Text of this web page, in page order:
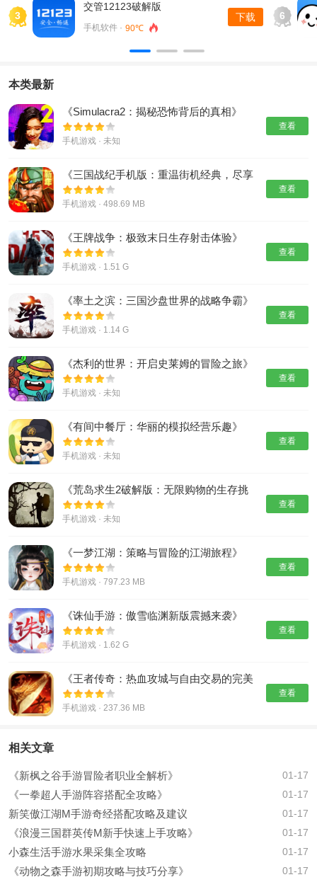
3
交管12123破解版
手机软件 · 90℃
下载 6
本类最新
《Simulacra2：揭秘恐怖背后的真相》
手机游戏 · 未知
查看
《三国战纪手机版：重温街机经典，尽享
割草快感》
手机游戏 · 498.69 MB
查看
《王牌战争：极致末日生存射击体验》
手机游戏 · 1.51 G
查看
《率土之滨：三国沙盘世界的战略争霸》
手机游戏 · 1.14 G
查看
《杰利的世界：开启史莱姆的冒险之旅》
手机游戏 · 未知
查看
《有间中餐厅：华丽的模拟经营乐趣》
手机游戏 · 未知
查看
《荒岛求生2破解版：无限购物的生存挑
战》
手机游戏 · 未知
查看
《一梦江湖：策略与冒险的江湖旅程》
手机游戏 · 797.23 MB
查看
《诛仙手游：傲雪临渊新版震撼来袭》
手机游戏 · 1.62 G
查看
《王者传奇：热血攻城与自由交易的完美
结合》
手机游戏 · 237.36 MB
查看
相关文章
《新枫之谷手游冒险者职业全解析》 01-17
《一拳超人手游阵容搭配全攻略》 01-17
新笑傲江湖M手游奇经搭配攻略及建议 01-17
《浪漫三国群英传M新手快速上手攻略》 01-17
小森生活手游水果采集全攻略 01-17
《动物之森手游初期攻略与技巧分享》 01-17